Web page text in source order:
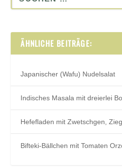
ÄHNLICHE BEITRÄGE:
Japanischer (Wafu) Nudelsalat
Indisches Masala mit dreierlei
Hefefladen mit Zwetschgen,
Bifteki-Bällchen mit Tomaten